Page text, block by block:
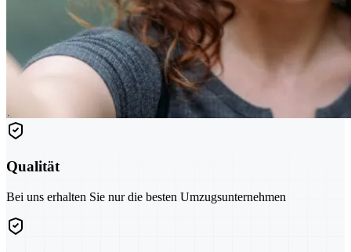
Qualität
Bei uns erhalten Sie nur die besten Umzugsunternehmen